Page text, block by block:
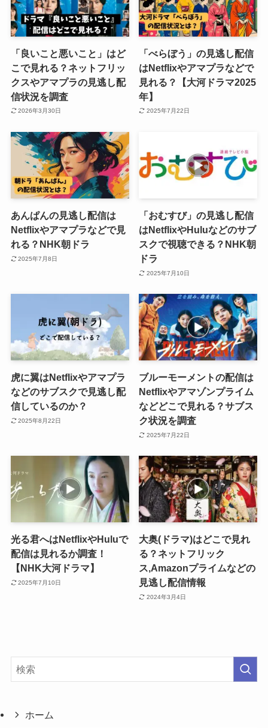
「良いこと悪いこと」はど
こで見れる？ネットフリッ
クスやアマプラの見逃し配
信状況を調査
2026年3月30日
「べらぼう」の見逃し配信
はNetflixやアマプラなどで
見れる？【大河ドラマ2025
年】
2025年7月22日
あんぱんの見逃し配信は
Netflixやアマプラなどで見
れる？NHK朝ドラ
2025年7月8日
「おむすび」の見逃し配信
はNetflixやHuluなどのサブ
スクで視聴できる？NHK朝
ドラ
2025年7月10日
虎に翼はNetflixやアマプラ
などのサブスクで見逃し配
信しているのか？
2025年8月22日
ブルーモーメントの配信は
Netflixやアマゾンプライム
などどこで見れる？サブス
ク状況を調査
2025年7月22日
光る君へはNetflixやHuluで
配信は見れるか調査！
【NHK大河ドラマ】
2025年7月10日
大奥(ドラマ)はどこで見れ
る？ネットフリック
ス,Amazonプライムなどの
見逃し配信情報
2024年3月4日
ホーム